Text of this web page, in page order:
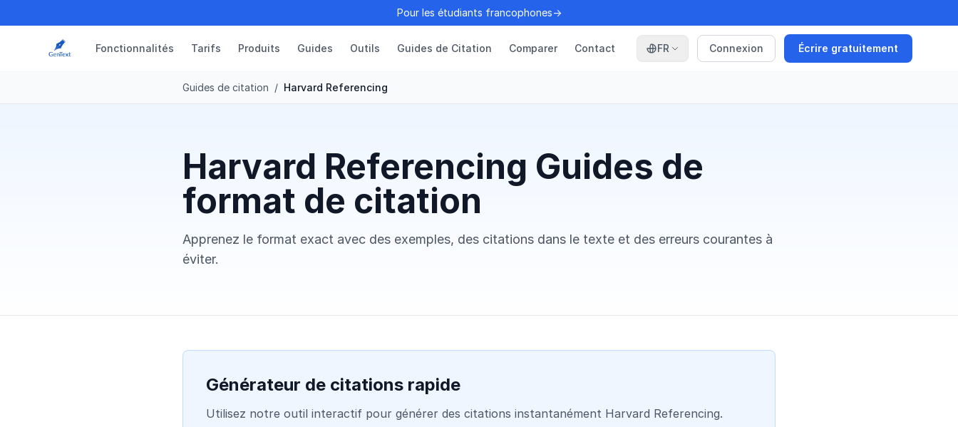
Pour les étudiants francophones→
Fonctionnalités Tarifs Produits Guides Outils Guides de Citation Comparer Contact FR Connexion Écrire gratuitement
Guides de citation / Harvard Referencing
Harvard Referencing Guides de
format de citation
Apprenez le format exact avec des exemples, des citations dans le texte et des erreurs courantes à
éviter.
Générateur de citations rapide
Utilisez notre outil interactif pour générer des citations instantanément Harvard Referencing.